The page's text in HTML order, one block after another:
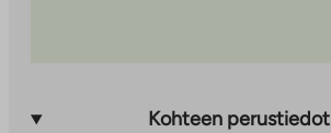
Kohteen perustiedot